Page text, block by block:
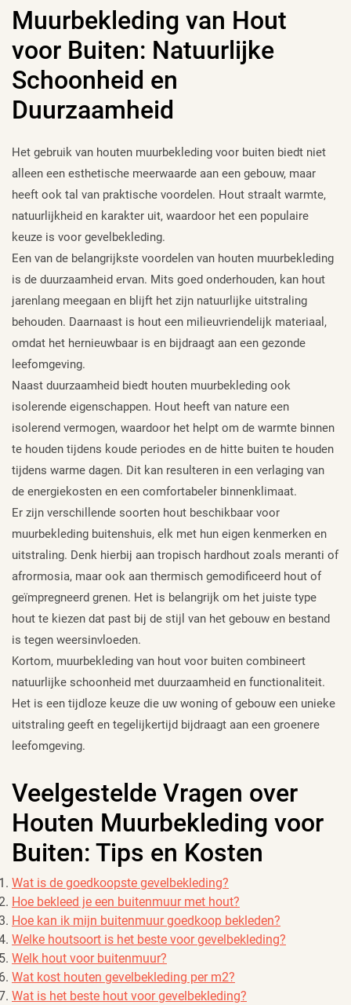
Muurbekleding van Hout
voor Buiten: Natuurlijke
Schoonheid en
Duurzaamheid
Het gebruik van houten muurbekleding voor buiten biedt niet
alleen een esthetische meerwaarde aan een gebouw, maar
heeft ook tal van praktische voordelen. Hout straalt warmte,
natuurlijkheid en karakter uit, waardoor het een populaire
keuze is voor gevelbekleding.
Een van de belangrijkste voordelen van houten muurbekleding
is de duurzaamheid ervan. Mits goed onderhouden, kan hout
jarenlang meegaan en blijft het zijn natuurlijke uitstraling
behouden. Daarnaast is hout een milieuvriendelijk materiaal,
omdat het hernieuwbaar is en bijdraagt aan een gezonde
leefomgeving.
Naast duurzaamheid biedt houten muurbekleding ook
isolerende eigenschappen. Hout heeft van nature een
isolerend vermogen, waardoor het helpt om de warmte binnen
te houden tijdens koude periodes en de hitte buiten te houden
tijdens warme dagen. Dit kan resulteren in een verlaging van
de energiekosten en een comfortabeler binnenklimaat.
Er zijn verschillende soorten hout beschikbaar voor
muurbekleding buitenshuis, elk met hun eigen kenmerken en
uitstraling. Denk hierbij aan tropisch hardhout zoals meranti of
afrormosia, maar ook aan thermisch gemodificeerd hout of
geïmpregneerd grenen. Het is belangrijk om het juiste type
hout te kiezen dat past bij de stijl van het gebouw en bestand
is tegen weersinvloeden.
Kortom, muurbekleding van hout voor buiten combineert
natuurlijke schoonheid met duurzaamheid en functionaliteit.
Het is een tijdloze keuze die uw woning of gebouw een unieke
uitstraling geeft en tegelijkertijd bijdraagt aan een groenere
leefomgeving.
Veelgestelde Vragen over
Houten Muurbekleding voor
Buiten: Tips en Kosten
Wat is de goedkoopste gevelbekleding?
Hoe bekleed je een buitenmuur met hout?
Hoe kan ik mijn buitenmuur goedkoop bekleden?
Welke houtsoort is het beste voor gevelbekleding?
Welk hout voor buitenmuur?
Wat kost houten gevelbekleding per m2?
Wat is het beste hout voor gevelbekleding?